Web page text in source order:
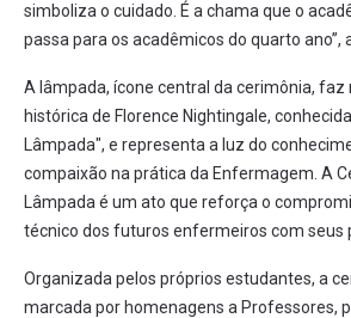
simboliza o cuidado. É a chama que o
passa para os acadêmicos do quarto ano”,
A lâmpada, ícone central da cerimônia,
histórica de Florence Nightingale,
Lâmpada", e representa a luz do
compaixão na prática da Enfermagem. A
Lâmpada é um ato que reforça o
técnico dos futuros enfermeiros com seus
Organizada pelos próprios estudantes, a
marcada por homenagens a Professores,